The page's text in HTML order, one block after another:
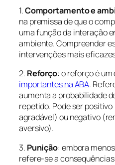
1.Comportamento e
na premissa de que o
uma função da interação
ambiente. Compreender
intervenções mais
2. Reforço: o reforço é um
importantes na ABA.
aumenta a probabilidade
repetido. Pode ser
agradável) ou negativo
aversivo).
3. Punição: embora
refere-se a